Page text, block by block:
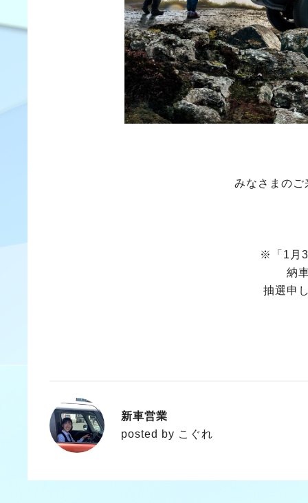
みなさまのご
※「1月
納
抽選申
こぐれ
新車営業
posted by こぐれ